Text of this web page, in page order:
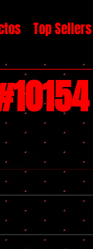
Top Sellers